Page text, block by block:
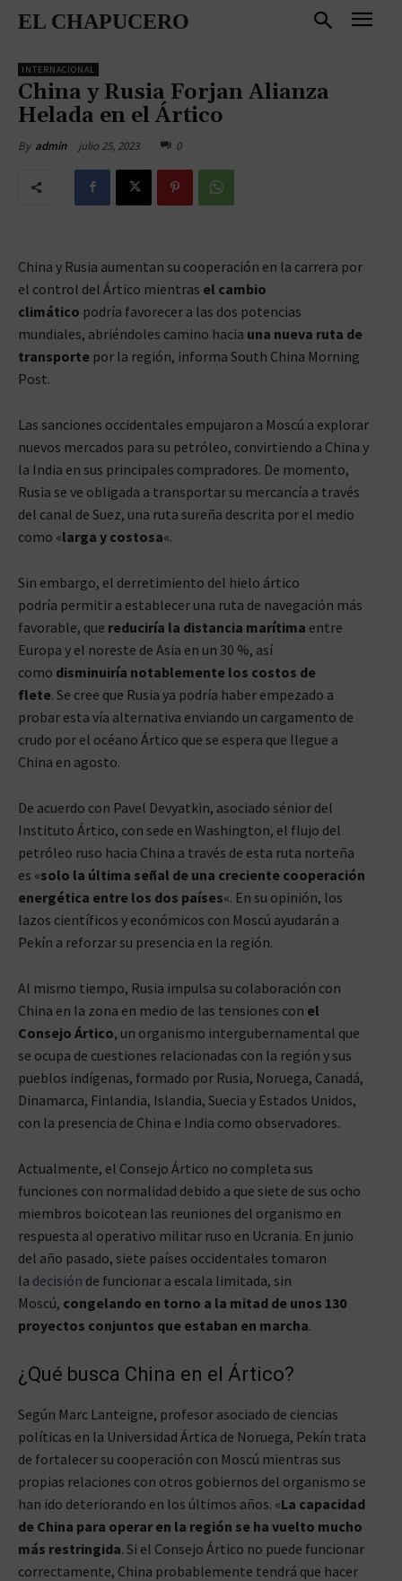
EL CHAPUCERO
INTERNACIONAL
China y Rusia Forjan Alianza
Helada en el Ártico
By admin julio 25, 2023 0
China y Rusia aumentan su cooperación en la carrera por
el control del Ártico mientras el cambio
climático podría favorecer a las dos potencias
mundiales, abriéndoles camino hacia una nueva ruta de
transporte por la región, informa South China Morning
Post.
Las sanciones occidentales empujaron a Moscú a explorar
nuevos mercados para su petróleo, convirtiendo a China y
la India en sus principales compradores. De momento,
Rusia se ve obligada a transportar su mercancía a través
del canal de Suez, una ruta sureña descrita por el medio
como «larga y costosa«.
Sin embargo, el derretimiento del hielo ártico
podría permitir a establecer una ruta de navegación más
favorable, que reduciría la distancia marítima entre
Europa y el noreste de Asia en un 30 %, así
como disminuiría notablemente los costos de
flete. Se cree que Rusia ya podría haber empezado a
probar esta vía alternativa enviando un cargamento de
crudo por el océano Ártico que se espera que llegue a
China en agosto.
De acuerdo con Pavel Devyatkin, asociado sénior del
Instituto Ártico, con sede en Washington, el flujo del
petróleo ruso hacia China a través de esta ruta norteña
es «solo la última señal de una creciente cooperación
energética entre los dos países«. En su opinión, los
lazos científicos y económicos con Moscú ayudarán a
Pekín a reforzar su presencia en la región.
Al mismo tiempo, Rusia impulsa su colaboración con
China en la zona en medio de las tensiones con el
Consejo Ártico, un organismo intergubernamental que
se ocupa de cuestiones relacionadas con la región y sus
pueblos indígenas, formado por Rusia, Noruega, Canadá,
Dinamarca, Finlandia, Islandia, Suecia y Estados Unidos,
con la presencia de China e India como observadores.
Actualmente, el Consejo Ártico no completa sus
funciones con normalidad debido a que siete de sus ocho
miembros boicotean las reuniones del organismo en
respuesta al operativo militar ruso en Ucrania. En junio
del año pasado, siete países occidentales tomaron
la decisión de funcionar a escala limitada, sin
Moscú, congelando en torno a la mitad de unos 130
proyectos conjuntos que estaban en marcha.
¿Qué busca China en el Ártico?
Según Marc Lanteigne, profesor asociado de ciencias
políticas en la Universidad Ártica de Noruega, Pekín trata
de fortalecer su cooperación con Moscú mientras sus
propias relaciones con otros gobiernos del organismo se
han ido deteriorando en los últimos años. «La capacidad
de China para operar en la región se ha vuelto mucho
más restringida. Si el Consejo Ártico no puede funcionar
correctamente, China probablemente tendrá que hacer